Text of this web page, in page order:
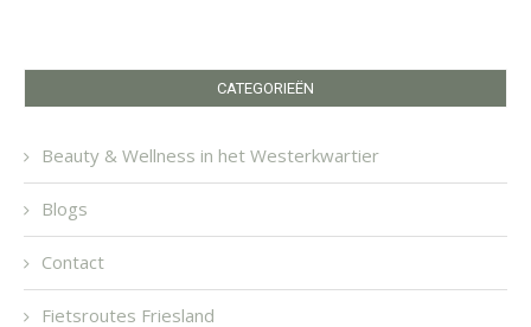
CATEGORIEËN
Beauty & Wellness in het Westerkwartier
Blogs
Contact
Fietsroutes Friesland